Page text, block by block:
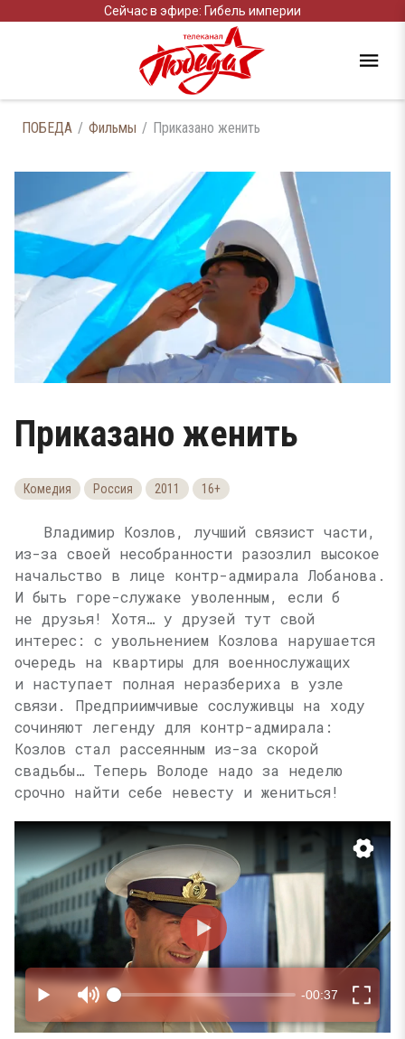
Сейчас в эфире: Гибель империи
ПОБЕДА Фильмы Приказано женить
Приказано женить
Комедия Россия 2011 16+
Владимир Козлов, лучший связист части,
из-за своей несобранности разозлил высокое
начальство в лице контр-адмирала Лобанова.
И быть горе-служаке уволенным, если б
не друзья! Хотя… у друзей тут свой
интерес: с увольнением Козлова нарушается
очередь на квартиры для военнослужащих
и наступает полная неразбериха в узле
связи. Предприимчивые сослуживцы на ходу
сочиняют легенду для контр-адмирала:
Козлов стал рассеянным из-за скорой
свадьбы… Теперь Володе надо за неделю
срочно найти себе невесту и жениться!